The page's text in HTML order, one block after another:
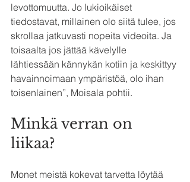
levottomuutta. Jo lukioikäiset
tiedostavat, millainen olo siitä tulee, jos
skrollaa jatkuvasti nopeita videoita. Ja
toisaalta jos jättää kävelylle
lähtiessään kännykän kotiin ja keskittyy
havainnoimaan ympäristöä, olo ihan
toisenlainen”, Moisala pohtii.
Minkä verran on
liikaa?
Monet meistä kokevat tarvetta löytää